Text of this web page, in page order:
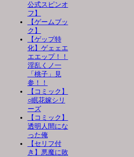
公式スピンオ
フ】
【ゲームブッ
ク】
【ゲップ特
化】ゲェェエ
エエップ！！
淫乱くノ一
「桃子」見
参！！
【コミック】
○眠花嫁シリ
ーズ
【コミック】
透明人間にな
った俺
【セリフ付
き】悪魔に敗